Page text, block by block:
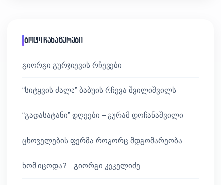
ბოლო ჩანაწერები
გიორგი გურჯიევის რჩევები
“სიტყვის ძალა” ბაბუის რჩევა შვილიშვილს
“გადასატანი” დღეები – გურამ დოჩანაშვილი
ცხოველების ფერმა როგორც მდგომარეობა
ხომ იცოდა? – გიორგი კეკელიძე